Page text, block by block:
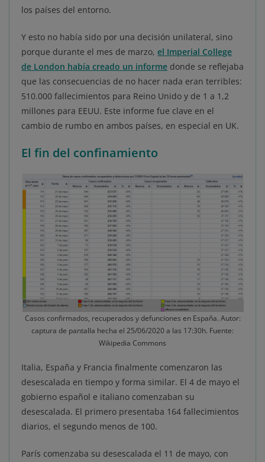
los países del entorno.
Y esto no había sido por una decisión unilateral, sino
porque durante el mes de marzo, el Imperial College
de London había creado un informe donde se reflejaba
que las consecuencias de no hacer nada eran terribles:
510.000 fallecimientos para Reino Unido y de 1 a 1,2
millones para EEUU. Este informe fue clave en el
cambio de rumbo en ambos países, en especial en UK.
El fin del confinamiento
Casos confirmados, recuperados y defunciones en España. Autor:
captura de pantalla hecha el 25/06/2020 a las 17:30h. Fuente:
Wikipedia Commons
Italia, España y Francia finalmente comenzaron las
desescalada en tiempo y forma similar. El 4 de mayo el
gobierno español e italiano comenzaban su
desescalada. El primero presentaba 164 fallecimientos
diarios, el segundo menos de 100.
París comenzaba su desescalada el 11 de mayo, con